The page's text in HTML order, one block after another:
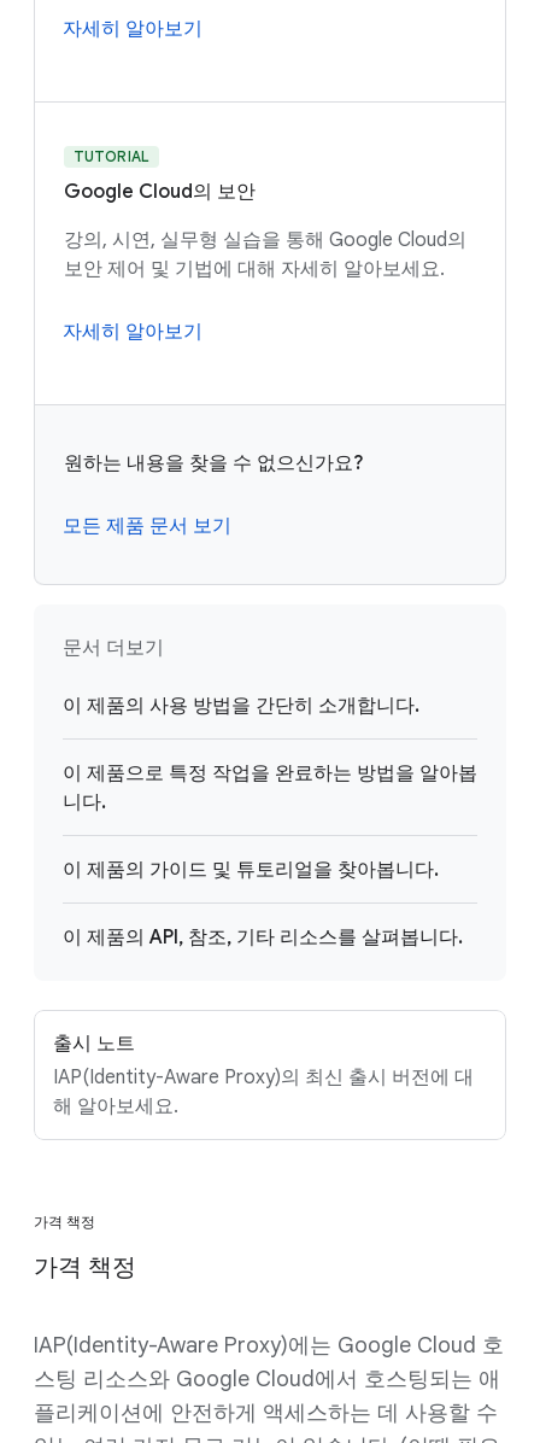
자세히 알아보기
TUTORIAL
Google Cloud의 보안
강의, 시연, 실무형 실습을 통해 Google Cloud의
보안 제어 및 기법에 대해 자세히 알아보세요.
자세히 알아보기
원하는 내용을 찾을 수 없으신가요?
모든 제품 문서 보기
문서 더보기
이 제품의 사용 방법을 간단히 소개합니다.
이 제품으로 특정 작업을 완료하는 방법을 알아봅
니다.
이 제품의 가이드 및 튜토리얼을 찾아봅니다.
이 제품의 API, 참조, 기타 리소스를 살펴봅니다.
출시 노트
IAP(Identity-Aware Proxy)의 최신 출시 버전에 대
해 알아보세요.
가격 책정
가격 책정
IAP(Identity-Aware Proxy)에는 Google Cloud 호
스팅 리소스와 Google Cloud에서 호스팅되는 애
플리케이션에 안전하게 액세스하는 데 사용할 수